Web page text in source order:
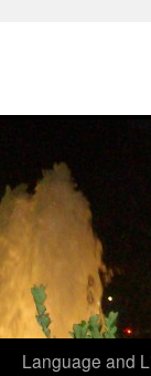
Language and